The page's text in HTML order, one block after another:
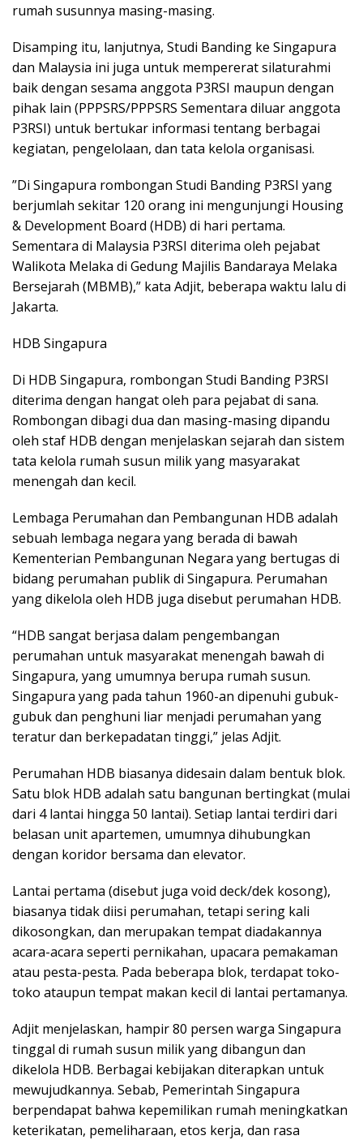
rumah susunnya masing-masing.
Disamping itu, lanjutnya, Studi Banding ke Singapura
dan Malaysia ini juga untuk mempererat silaturahmi
baik dengan sesama anggota P3RSI maupun dengan
pihak lain (PPPSRS/PPPSRS Sementara diluar anggota
P3RSI) untuk bertukar informasi tentang berbagai
kegiatan, pengelolaan, dan tata kelola organisasi.
”Di Singapura rombongan Studi Banding P3RSI yang
berjumlah sekitar 120 orang ini mengunjungi Housing
& Development Board (HDB) di hari pertama.
Sementara di Malaysia P3RSI diterima oleh pejabat
Walikota Melaka di Gedung Majilis Bandaraya Melaka
Bersejarah (MBMB),” kata Adjit, beberapa waktu lalu di
Jakarta.
HDB Singapura
Di HDB Singapura, rombongan Studi Banding P3RSI
diterima dengan hangat oleh para pejabat di sana.
Rombongan dibagi dua dan masing-masing dipandu
oleh staf HDB dengan menjelaskan sejarah dan sistem
tata kelola rumah susun milik yang masyarakat
menengah dan kecil.
Lembaga Perumahan dan Pembangunan HDB adalah
sebuah lembaga negara yang berada di bawah
Kementerian Pembangunan Negara yang bertugas di
bidang perumahan publik di Singapura. Perumahan
yang dikelola oleh HDB juga disebut perumahan HDB.
“HDB sangat berjasa dalam pengembangan
perumahan untuk masyarakat menengah bawah di
Singapura, yang umumnya berupa rumah susun.
Singapura yang pada tahun 1960-an dipenuhi gubuk-
gubuk dan penghuni liar menjadi perumahan yang
teratur dan berkepadatan tinggi,” jelas Adjit.
Perumahan HDB biasanya didesain dalam bentuk blok.
Satu blok HDB adalah satu bangunan bertingkat (mulai
dari 4 lantai hingga 50 lantai). Setiap lantai terdiri dari
belasan unit apartemen, umumnya dihubungkan
dengan koridor bersama dan elevator.
Lantai pertama (disebut juga void deck/dek kosong),
biasanya tidak diisi perumahan, tetapi sering kali
dikosongkan, dan merupakan tempat diadakannya
acara-acara seperti pernikahan, upacara pemakaman
atau pesta-pesta. Pada beberapa blok, terdapat toko-
toko ataupun tempat makan kecil di lantai pertamanya.
Adjit menjelaskan, hampir 80 persen warga Singapura
tinggal di rumah susun milik yang dibangun dan
dikelola HDB. Berbagai kebijakan diterapkan untuk
mewujudkannya. Sebab, Pemerintah Singapura
berpendapat bahwa kepemilikan rumah meningkatkan
keterikatan, pemeliharaan, etos kerja, dan rasa